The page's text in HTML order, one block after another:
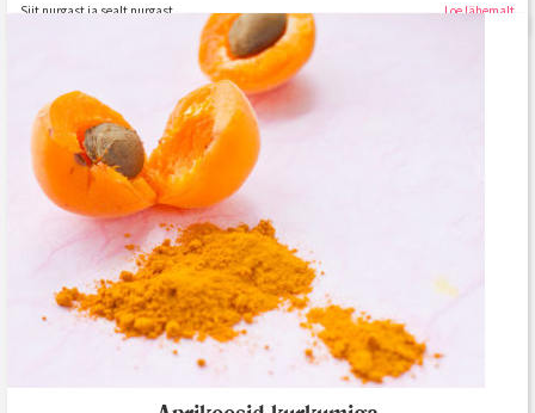
Siit nurgast ja sealt nurgast Loe lähemalt